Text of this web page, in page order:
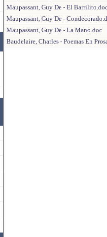
Maupassant, Guy De - El
Maupassant, Guy De -
Maupassant, Guy De - La Mano.doc
Baudelaire, Charles - Poemas En